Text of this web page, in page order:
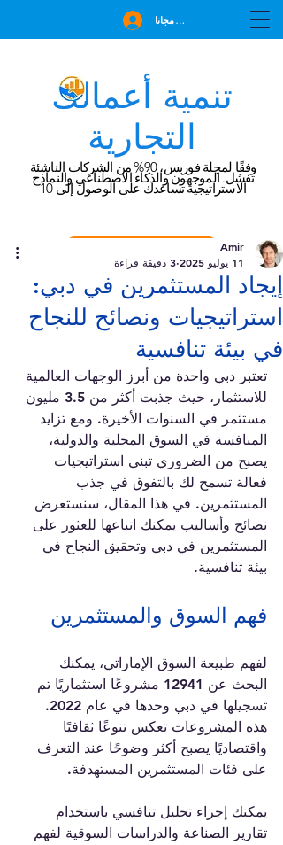
تنمية أعمالك
التجارية
وفقًا لمجلة فوربس، 90% من الشركات الناشئة
تفشل. الموجهون والذكاء الاصطناعي والنماذج
الاستراتيجية تساعدك على الوصول إلى 10
احجز استشارة مجانية
انضم مجانا
إيجاد المستثمرين في دبي:
استراتيجيات ونصائح للنجاح
في بيئة تنافسية
Amir
11 يوليو 2025
3 دقيقة قراءة
تعتبر دبي واحدة من أبرز الوجهات العالمية
للاستثمار، حيث جذبت أكثر من 3.5 مليون
مستثمر في السنوات الأخيرة. ومع تزايد
المنافسة في السوق المحلية والدولية،
يصبح من الضروري تبني استراتيجيات
فعالة تسمح لك بالتفوق في جذب
المستثمرين. في هذا المقال، سنستعرض
نصائح وأساليب يمكنك اتباعها للعثور على
المستثمرين في دبي وتحقيق النجاح في
بيئة تنافسية.
فهم السوق والمستثمرين
لفهم طبيعة السوق الإماراتي، يمكنك
البحث عن 12941 مشروعًا استثماريًا تم
تسجيلها في دبي وحدها في عام 2022.
هذه المشروعات تعكس تنوعًا ثقافيًا
واقتصاديًا يصبح أكثر وضوحًا عند التعرف
على فئات المستثمرين المستهدفة.
يمكنك إجراء تحليل تنافسي باستخدام
تقارير الصناعة والدراسات السوقية لفهم